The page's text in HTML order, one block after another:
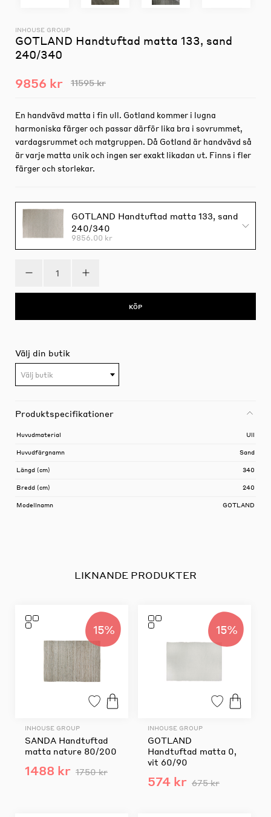
INHOUSE GROUP
GOTLAND Handtuftad matta 133, sand
240/340
9856 kr 11595 kr
En handvävd matta i fin ull. Gotland kommer i lugna
harmoniska färger och passar därför lika bra i sovrummet,
vardagsrummet och matgruppen. Då Gotland är handvävd så
är varje matta unik och ingen ser exakt likadan ut. Finns i fler
färger och storlekar.
GOTLAND Handtuftad matta 133, sand
240/340
9856.00 kr
KÖP
Välj din butik
Välj butik
Produktspecifikationer
Huvudmaterial Ull
Huvudfärgnamn Sand
Längd (cm) 340
Bredd (cm) 240
Modellnamn GOTLAND
LIKNANDE PRODUKTER
15%
INHOUSE GROUP
SANDA Handtuftad
matta nature 80/200
1488 kr 1750 kr
15%
INHOUSE GROUP
GOTLAND
Handtuftad matta 0,
vit 60/90
574 kr 675 kr